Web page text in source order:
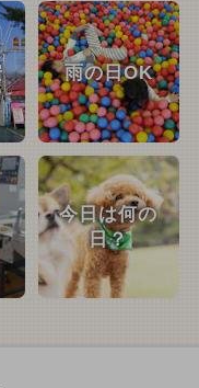
雨の日OK
今日は何の
日？